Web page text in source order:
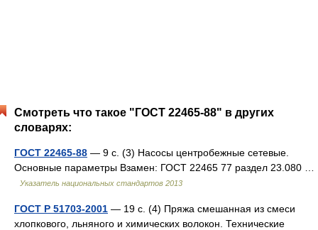
Смотреть что такое "ГОСТ 22465-88" в других
словарях:
ГОСТ 22465-88 — 9 с. (3) Насосы центробежные сетевые.
Основные параметры Взамен: ГОСТ 22465 77 раздел 23.080 …
Указатель национальных стандартов 2013
ГОСТ Р 51703-2001 — 19 с. (4) Пряжа смешанная из смеси
хлопкового, льняного и химических волокон. Технические